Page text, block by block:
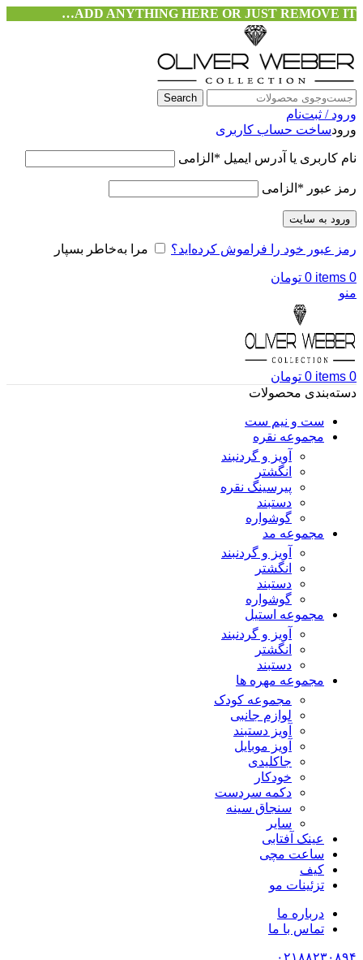
ADD ANYTHING HERE OR JUST REMOVE IT…
Search
ورود / ثبت‌نام
ورودساخت حساب کاربری
نام کاربری یا آدرس ایمیل * الزامی
رمز عبور * الزامی
ورود به سایت
رمز عبور خود را فراموش کرده‌اید؟ مرا به‌خاطر بسپار
0
items
0 تومان
منو
0
items
0 تومان
دسته‌بندی محصولات
ست و نیم ست
مجموعه نقره
آویز و گردنبند
انگشتر
پیرسینگ نقره
دستبند
گوشواره
مجموعه مد
آویز و گردنبند
انگشتر
دستبند
گوشواره
مجموعه استیل
آویز و گردنبند
انگشتر
دستبند
مجموعه مهره ها
مجموعه کودک
لوازم جانبی
آویز دستبند
آویز موبایل
جاکلیدی
خودکار
دکمه سردست
سنجاق سینه
سایر
عینک آفتابی
ساعت مچی
کیف
تزئینات مو
درباره ما
تماس با ما
۰۲۱۸۸۲۳۰۸۹۴